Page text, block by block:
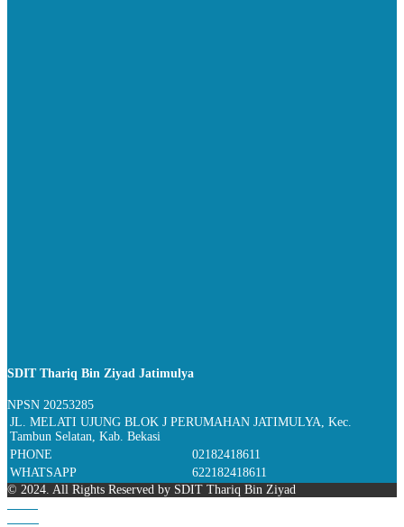
SDIT Thariq Bin Ziyad Jatimulya
NPSN 20253285
JL. MELATI UJUNG BLOK J PERUMAHAN JATIMULYA, Kec.
Tambun Selatan, Kab. Bekasi
PHONE
02182418611
WHATSAPP
622182418611
© 2024. All Rights Reserved by SDIT Thariq Bin Ziyad